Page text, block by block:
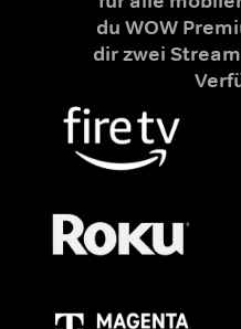
du WOW
dir zwei